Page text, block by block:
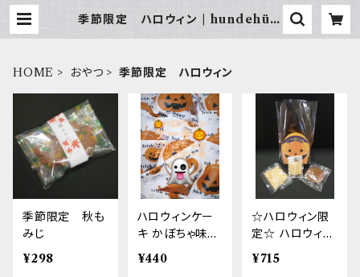
季節限定 ハロウィン | hundehütt
HOME おやつ 季節限定 ハロウィン
季節限定 秋も
みじ
¥298
ハロウィンケー
キ かぼちゃ味
職人の味
¥440
☆ハロウィン限
定☆ ハロウィン
アソート
¥715